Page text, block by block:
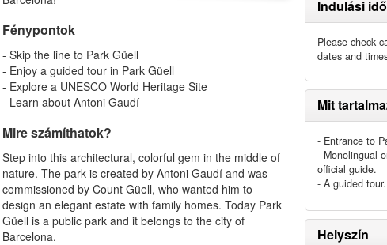
Fénypontok
- Skip the line to Park Güell
- Enjoy a guided tour in Park Güell
- Explore a UNESCO World Heritage Site
- Learn about Antoni Gaudí
Mire számíthatok?
Step into this architectural, colorful gem in the middle of
nature. The park is created by Antoni Gaudí and was
commissioned by Count Güell, who wanted him to
design an elegant estate with family homes. Today Park
Güell is a public park and it belongs to the city of
Barcelona.
Indulási
Please check
dates and
Mit
- Entrance to
- Monolingual
official guide.
- A guided tour.
Helyszín